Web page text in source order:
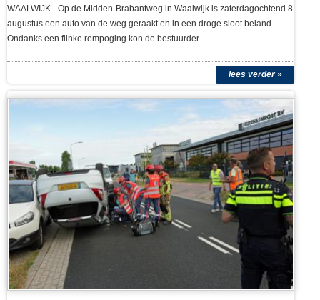
Auto raakt van de weg en belandt in droge sloot
Bericht geplaatst op 08 augustus 2026 07:35
WAALWIJK - Op de Midden-Brabantweg in Waalwijk is zaterdagochtend 8
augustus een auto van de weg geraakt en in een droge sloot beland.
Ondanks een flinke rempoging kon de bestuurder…
lees verder »